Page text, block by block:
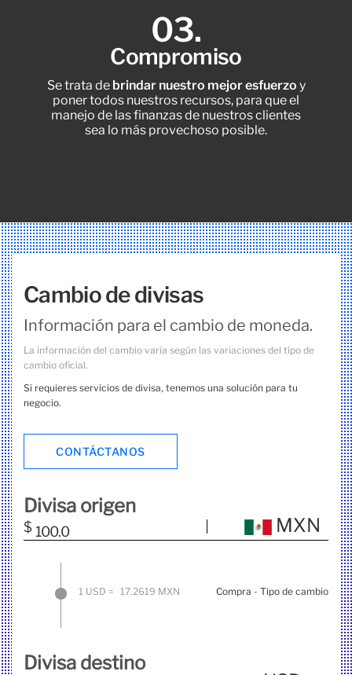
Ahora estamos más
cerca de ti
03.
Compromiso
Se trata de brindar nuestro mejor esfuerzo y
poner todos nuestros recursos, para que el
manejo de las finanzas de nuestros clientes
sea lo más provechoso posible.
Cambio de divisas
Información para el cambio de moneda.
La información del cambio varía según las variaciones del tipo de
cambio oficial.
Si requieres servicios de divisa, tenemos una solución para tu
negocio.
CONTÁCTANOS
Divisa origen
$ MXN
1 USD = 17.2619 MXN Compra - Tipo de cambio
Divisa destino